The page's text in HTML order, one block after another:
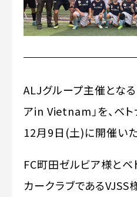
ALJグループ主催となる
アin Vietnam」を、ベト
12月9日(土)に開催いた
FC町田ゼルビア様と
カークラブであるVJSS